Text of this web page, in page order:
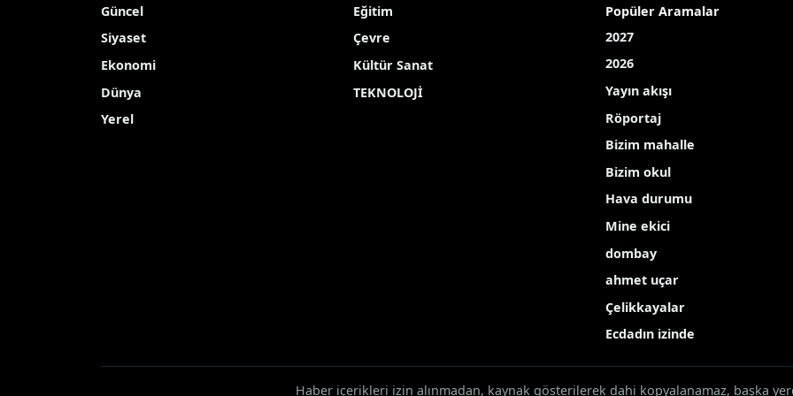
araya geldi
Muğla Valisi İdris Akbıyık, geçtiğimiz günlerde yaşanan yağıştan sonra meydana gelen selde
Yayınlanma Tarihi: 27.02.2026 19:46